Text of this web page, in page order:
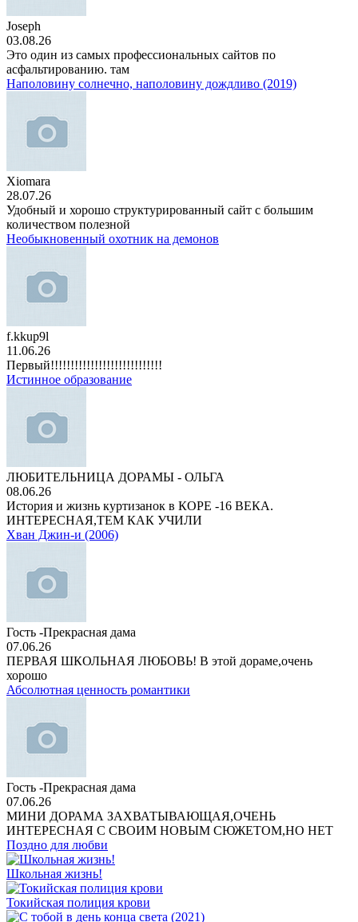
Joseph
03.08.26
Это один из самых профессиональных сайтов по
асфальтированию. там
Наполовину солнечно, наполовину дождливо (2019)
Xiomara
28.07.26
Удобный и хорошо структурированный сайт с большим
количеством полезной
Необыкновенный охотник на демонов
f.kkup9l
11.06.26
Первый!!!!!!!!!!!!!!!!!!!!!!!!!!!!
Истинное образование
ЛЮБИТЕЛЬНИЦА ДОРАМЫ - ОЛЬГА
08.06.26
История и жизнь куртизанок в КОРЕ -16 ВЕКА.
ИНТЕРЕСНАЯ,ТЕМ КАК УЧИЛИ
Хван Джин-и (2006)
Гость -Прекрасная дама
07.06.26
ПЕРВАЯ ШКОЛЬНАЯ ЛЮБОВЬ! В этой дораме,очень
хорошо
Абсолютная ценность романтики
Гость -Прекрасная дама
07.06.26
МИНИ ДОРАМА ЗАХВАТЫВАЮЩАЯ,ОЧЕНЬ
ИНТЕРЕСНАЯ С СВОИМ НОВЫМ СЮЖЕТОМ,НО НЕТ
Поздно для любви
Школьная жизнь!
Токийская полиция крови